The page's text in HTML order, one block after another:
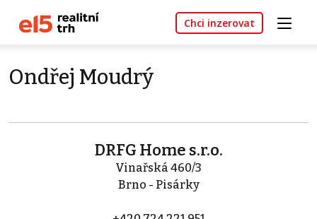
Chci inzerovat
Ondřej Moudrý
DRFG Home s.r.o.
Vinařská 460/3
Brno - Pisárky